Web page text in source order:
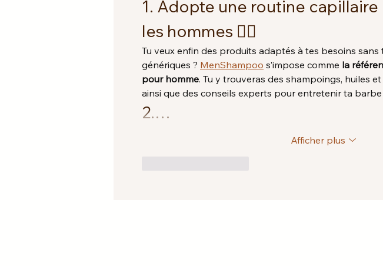
1. Adopte une routine
les hommes 💇‍♂️
Tu veux enfin des produits adaptés à tes besoins
génériques ? MenShampoo s’impose comme la
pour homme. Tu y trouveras des shampoings, huiles
ainsi que des conseils experts pour entretenir ta
2.…
Afficher plus